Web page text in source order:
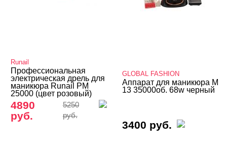
Аппараты для маникюра и педикюра
Аппараты для маникюра Mercedes
Аппараты для маникюра ZS601
Бестеневые лампы
Runail
Профессиональная
электрическая дрель для
маникюра Runail PM
25000 (цвет розовый)
4890
руб.
5250
руб.
GLOBAL FASHION
Аппарат для маникюра M
13 35000об. 68w черный
3400 руб.